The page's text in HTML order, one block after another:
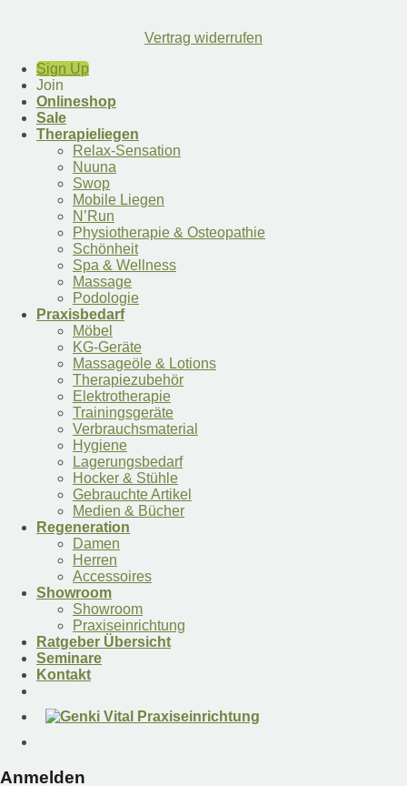
Vertrag widerrufen
Sign Up
Join
Onlineshop
Sale
Therapieliegen
Relax-Sensation
Nuuna
Swop
Mobile Liegen
N’Run
Physiotherapie & Osteopathie
Schönheit
Spa & Wellness
Massage
Podologie
Praxisbedarf
Möbel
KG-Geräte
Massageöle & Lotions
Therapiezubehör
Elektrotherapie
Trainingsgeräte
Verbrauchsmaterial
Hygiene
Lagerungsbedarf
Hocker & Stühle
Gebrauchte Artikel
Medien & Bücher
Regeneration
Damen
Herren
Accessoires
Showroom
Showroom
Praxiseinrichtung
Ratgeber Übersicht
Seminare
Kontakt
Anmelden